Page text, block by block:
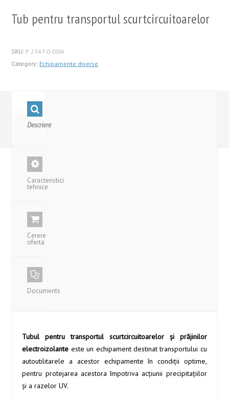
Tub pentru transportul scurtcircuitoarelor
SKU: P 2347-0-00IA
Category: Echipamente diverse
Descriere
Caracteristici
tehnice
Cerere
oferta
Documents
Tubul pentru transportul scurtcircuitoarelor şi prăjinilor
electroizolante este un echipament destinat transportului cu
autoutilitarele a acestor echipamente în condiţii optime,
pentru protejarea acestora împotriva acţiunii precipitaţiilor
şi a razelor UV.